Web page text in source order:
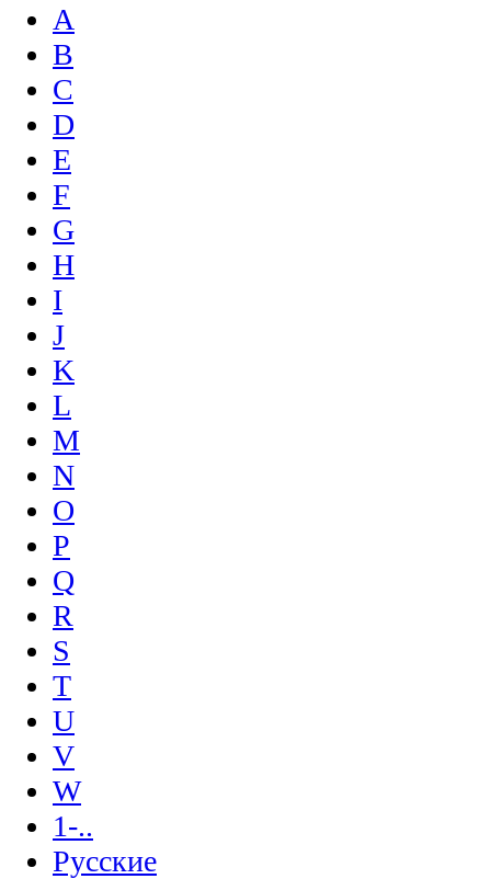
A
B
C
D
E
F
G
H
I
J
K
L
M
N
O
P
Q
R
S
T
U
V
W
1-..
Русские